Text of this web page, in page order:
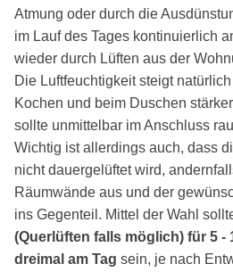
Atmung oder durch die
im Lauf des Tages kontinuierlich
wieder durch Lüften aus der
Die Luftfeuchtigkeit steigt
Kochen und beim Duschen
sollte unmittelbar im Anschluss
Wichtig ist allerdings auch, dass
nicht dauergelüftet wird,
Räumwände aus und der
ins Gegenteil. Mittel der Wahl
(Querlüften falls möglich) für 5 -
dreimal am Tag sein, je nach